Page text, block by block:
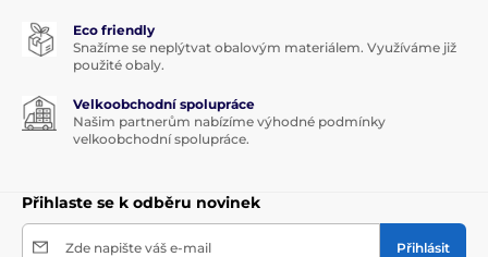
Eco friendly
Snažíme se neplýtvat obalovým materiálem. Využíváme již
použité obaly.
Velkoobchodní spolupráce
Našim partnerům nabízíme výhodné podmínky
velkoobchodní spolupráce.
Přihlaste se k odběru novinek
Zde napište váš e-mail Přihlásit